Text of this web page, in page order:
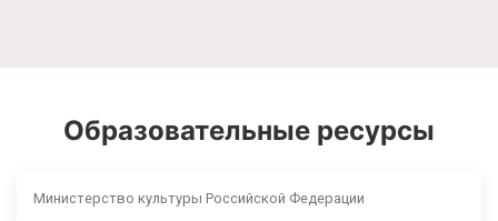
Образовательные ресурсы
Министерство культуры Российской Федерации